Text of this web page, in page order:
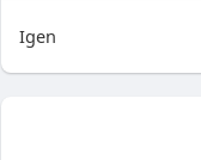
Igen